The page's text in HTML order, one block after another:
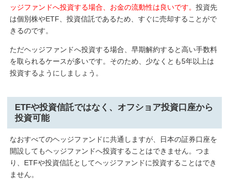
ッジファンドへ投資する場合、お金の流動性は良いです。 投資先
は個別株やETF、投資信託であるため、すぐに売却することがで
きるのです。
ただヘッジファンドへ投資する場合、早期解約すると高い手数料
を取られるケースが多いです。そのため、少なくとも5年以上は
投資するようにしましょう。
ETFや投資信託ではなく、オフショア投資口座から
投資可能
なおすべてのヘッジファンドに共通しますが、日本の証券口座を
開設してもヘッジファンドへ投資することはできません。つま
り、ETFや投資信託としてヘッジファンドに投資することはでき
ません。